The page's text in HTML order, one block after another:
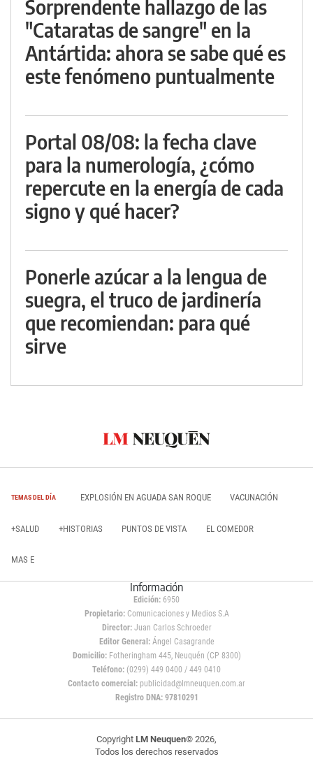
Sorprendente hallazgo de las
"Cataratas de sangre" en la
Antártida: ahora se sabe qué es
este fenómeno puntualmente
Portal 08/08: la fecha clave
para la numerología, ¿cómo
repercute en la energía de cada
signo y qué hacer?
Ponerle azúcar a la lengua de
suegra, el truco de jardinería
que recomiendan: para qué
sirve
TEMAS DEL DÍA EXPLOSIÓN EN AGUADA SAN ROQUE VACUNACIÓN
+SALUD +HISTORIAS PUNTOS DE VISTA EL COMEDOR
MAS E
Información
Edición: 6950
Propietario:Comunicaciones y Medios S.A
Director: Juan Carlos Schroeder
Editor General:Ángel Casagrande
Domicilio:Fotheringham 445, Neuquén (CP 8300)
Teléfono: (0299) 449 0400 / 449 0410
Contacto comercial: publicidad@lmneuquen.com.ar
Registro DNA: 97810291
Copyright LM Neuquen© 2026,
Todos los derechos reservados